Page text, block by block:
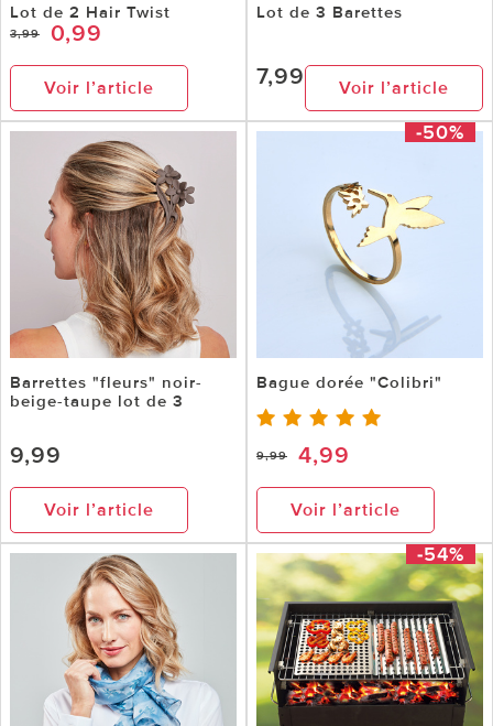
Lot de 2 Hair Twist
3,99 0,99
Voir l’article
Lot de 3 Barettes
7,99 Voir l’article
Barrettes "fleurs" noir-
beige-taupe lot de 3
9,99
Voir l’article
-50%
Bague dorée "Colibri"
9,99 4,99
Voir l’article
-54%